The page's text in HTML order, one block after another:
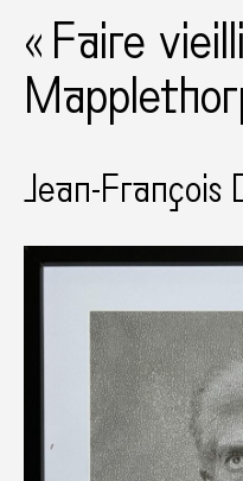
« Faire
Jean-François